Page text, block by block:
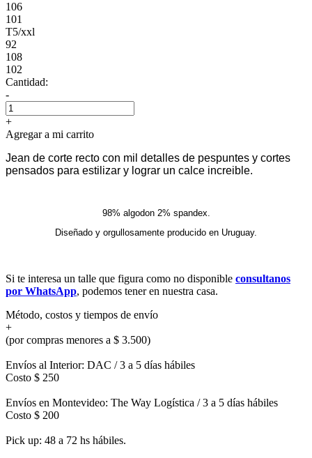
106
101
T5/xxl
92
108
102
Cantidad:
-
+
Agregar a mi carrito
Jean de corte recto con mil detalles de pespuntes y cortes
pensados para estilizar y lograr un calce increible.
98% algodon 2% spandex.
Diseñado y orgullosamente producido en Uruguay.
Si te interesa un talle que figura como no disponible consultanos
por WhatsApp, podemos tener en nuestra casa.
Método, costos y tiempos de envío
+
(por compras menores a $ 3.500)
Envíos al Interior: DAC / 3 a 5 días hábiles
Costo $ 250
Envíos en Montevideo: The Way Logística / 3 a 5 días hábiles
Costo $ 200
Pick up: 48 a 72 hs hábiles.